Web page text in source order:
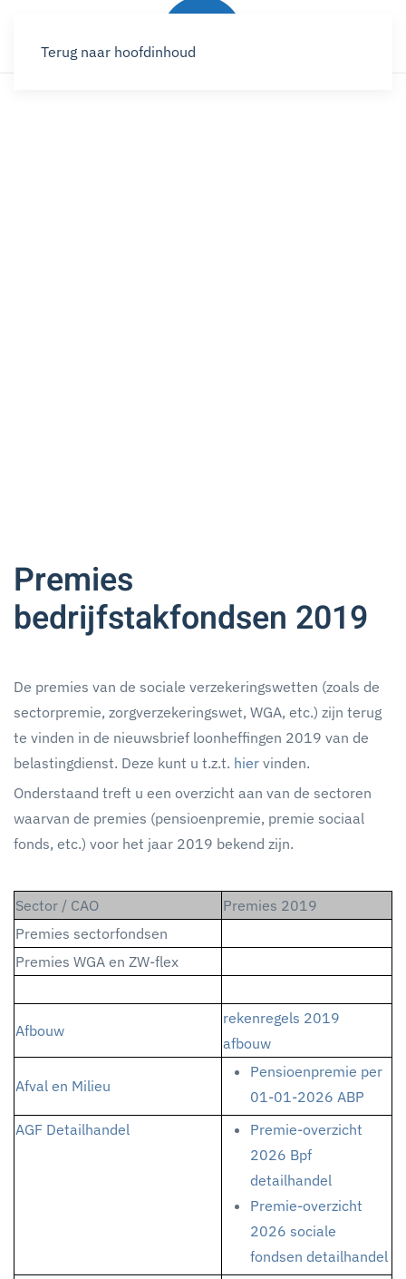
Terug naar hoofdinhoud
Premies
bedrijfstakfondsen 2019
De premies van de sociale verzekeringswetten (zoals de
sectorpremie, zorgverzekeringswet, WGA, etc.) zijn terug
te vinden in de nieuwsbrief loonheffingen 2019 van de
belastingdienst. Deze kunt u t.z.t. hier vinden.
Onderstaand treft u een overzicht aan van de sectoren
waarvan de premies (pensioenpremie, premie sociaal
fonds, etc.) voor het jaar 2019 bekend zijn.
Sector / CAO
Premies 2019
Premies sectorfondsen
Premies WGA en ZW-flex
Afbouw
rekenregels 2019
afbouw
Afval en Milieu
Pensioenpremie per
01-01-2026 ABP
AGF Detailhandel
Premie-overzicht
2026 Bpf
detailhandel
Premie-overzicht
2026 sociale
fondsen detailhandel